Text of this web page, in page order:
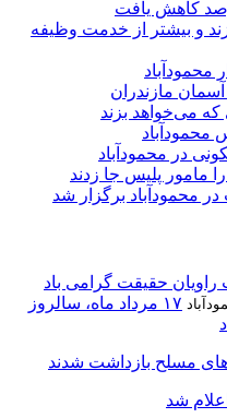
مشمولان دارای 3 فرزند و بیشتر از خدمت وظیفه
محمودآباد
مازندران
می‌خواهد بزند
محمودآباد
در محمودآباد
مامور پلیس جا زدند
محمودآباد برگزار شد
۱۷ مرداد ماه، سالروز
شد